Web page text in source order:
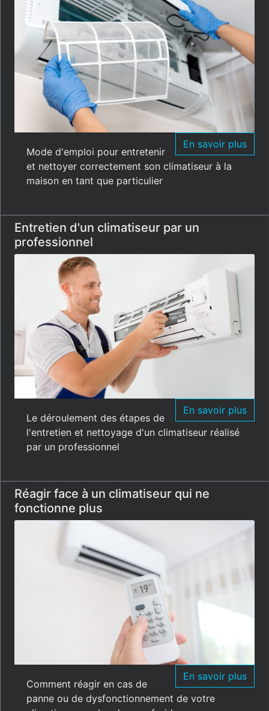
En savoir plus
Mode d'emploi pour entretenir
et nettoyer correctement son climatiseur à la
maison en tant que particulier
Entretien d'un climatiseur par un
professionnel
En savoir plus
Le déroulement des étapes de
l'entretien et nettoyage d'un climatiseur réalisé
par un professionnel
Réagir face à un climatiseur qui ne
fonctionne plus
En savoir plus
Comment réagir en cas de
panne ou de dysfonctionnement de votre